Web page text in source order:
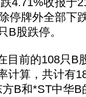
停牌外全部下
B股跌停。
前的108只B
计算，共计有
B和*ST中华B